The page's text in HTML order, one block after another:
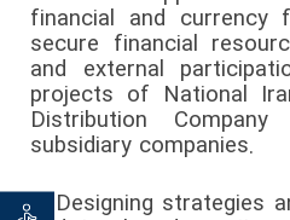
financial and
secure financial
and external
projects of National
Distribution
subsidiary companies.
Designing strategies